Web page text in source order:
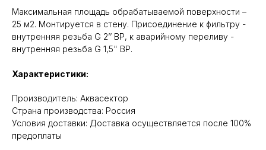
Максимальная площадь обрабатываемой поверхности –
25 м2. Монтируется в стену. Присоединение к фильтру -
внутренняя резьба G 2’’ BР, к аварийному переливу -
внутренняя резьба G 1,5" ВР.
Характеристики:
Производитель: Аквасектор
Cтрана производства: Россия
Условия доставки: Доставка осуществляется после 100%
предоплаты